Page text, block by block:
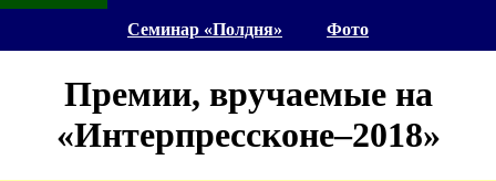
Семинар «Полдня» Фото
Премии, вручаемые на
«Интерпрессконе–2018»